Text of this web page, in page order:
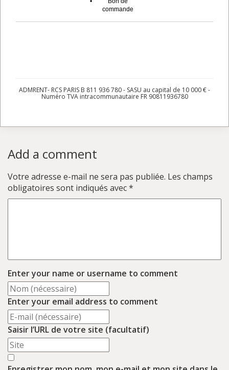
commande
ADMRENT- RCS PARIS B 811 936 780 - SASU au capital de 10 000 € -
Numéro TVA intracommunautaire FR 90811936780
Add a comment
Votre adresse e-mail ne sera pas publiée. Les champs
obligatoires sont indiqués avec*
Enter your name or username to comment
Enter your email address to comment
Saisir l’URL de votre site (facultatif)